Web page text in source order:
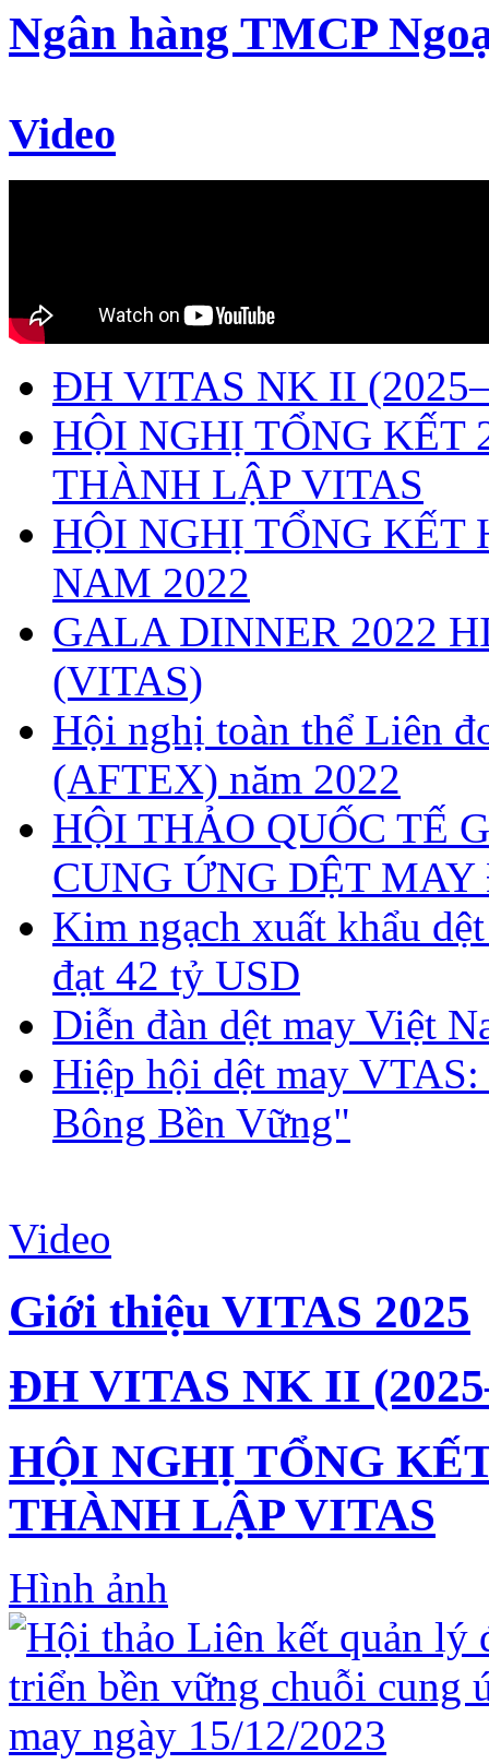
Ngân hàng TMCP
Video
ĐH VITAS NK II
HỘI NGHỊ TỔNG
THÀNH LẬP VITAS
HỘI NGHỊ TỔNG KẾT
NAM 2022
GALA DINNER 2022
(VITAS)
Hội nghị toàn thể Liên
(AFTEX) năm 2022
HỘI THẢO QUỐC TẾ
CUNG ỨNG DỆT
Kim ngạch xuất khẩu
đạt 42 tỷ USD
Diễn đàn dệt may Việt
Hiệp hội dệt may
Bông Bền Vững"
Video
Giới thiệu VITAS 2025
ĐH VITAS NK II
HỘI NGHỊ TỔNG
THÀNH LẬP VITAS
Hình ảnh